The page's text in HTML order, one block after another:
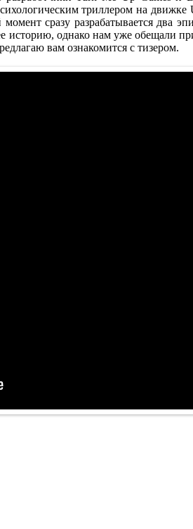
триллером на
сразу разрабатывается два
однако нам уже обещали
вам ознакомится с тизером.